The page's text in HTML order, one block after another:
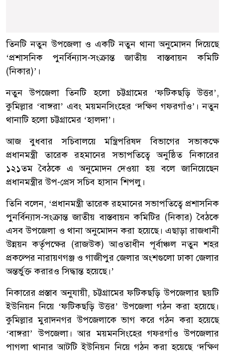
তিনটি নতুন উপজেলা ও একটি নতুন থানা অনুমোদন দিয়েছে
‘প্রশাসনিক পুনর্বিন্যাস-সংক্রান্ত জাতীয় বাস্তবায়ন কমিটি
(নিকার)’।
নতুন উপজেলা তিনটি হলো চট্টগ্রামের ‘ফটিকছড়ি উত্তর’,
কুমিল্লার ‘বাঙ্গরা’ এবং ময়মনসিংহের ‘দক্ষিণ গফরগাঁও’। নতুন
থানাটি হলো চট্টগ্রামের ‘হালদা’।
আজ বুধবার সচিবালয়ে মন্ত্রিপরিষদ বিভাগের সভাকক্ষে
প্রধানমন্ত্রী তারেক রহমানের সভাপতিত্বে অনুষ্ঠিত নিকারের
১২১তম বৈঠকে এ অনুমোদন দেওয়া হয় বলে জানিয়েছেন
প্রধানমন্ত্রীর উপ-প্রেস সচিব হাসান শিপলু।
তিনি বলেন, ‘প্রধানমন্ত্রী তারেক রহমানের সভাপতিত্বে প্রশাসনিক
পুনর্বিন্যাস-সংক্রান্ত জাতীয় বাস্তবায়ন কমিটির (নিকার) বৈঠকে
এসব উপজেলা ও থানা অনুমোদন করা হয়েছে। এছাড়া রাজধানী
উন্নয়ন কর্তৃপক্ষের (রাজউক) আওতাধীন পূর্বাঞ্চল নতুন শহর
প্রকল্পের নারায়ণগঞ্জ ও গাজীপুর জেলার অংশগুলো ঢাকা জেলার
অন্তর্ভুক্ত করারও সিদ্ধান্ত হয়েছে।’
নিকারের প্রস্তাব অনুযায়ী, চট্টগ্রামের ফটিকছড়ি উপজেলার ছয়টি
ইউনিয়ন নিয়ে ‘ফটিকছড়ি উত্তর’ উপজেলা গঠন করা হয়েছে।
কুমিল্লার মুরাদনগর উপজেলাকে ভাগ করে গঠন করা হয়েছে
‘বাঙ্গরা’ উপজেলা। আর ময়মনসিংহের গফরগাঁও উপজেলার
পাগলা থানার আটটি ইউনিয়ন নিয়ে গঠন করা হয়েছে ‘দক্ষিণ